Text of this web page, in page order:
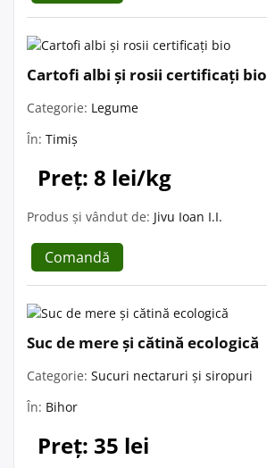
Cartofi albi și rosii certificați bio
Categorie: Legume
În: Timiș
Preț: 8 lei/kg
Produs și vândut de: Jivu Ioan I.I.
Comandă
Suc de mere și cătină ecologică
Categorie: Sucuri nectaruri și siropuri
În: Bihor
Preț: 35 lei